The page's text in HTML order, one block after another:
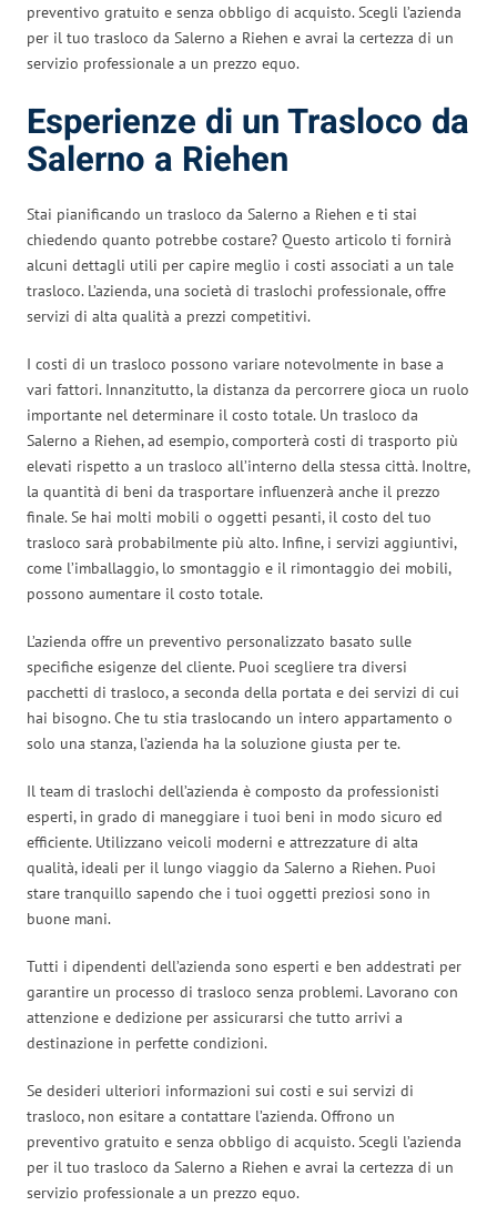
preventivo gratuito e senza obbligo di acquisto. Scegli l’azienda
per il tuo trasloco da Salerno a Riehen e avrai la certezza di un
servizio professionale a un prezzo equo.
Esperienze di un Trasloco da
Salerno a Riehen
Stai pianificando un trasloco da Salerno a Riehen e ti stai
chiedendo quanto potrebbe costare? Questo articolo ti fornirà
alcuni dettagli utili per capire meglio i costi associati a un tale
trasloco. L’azienda, una società di traslochi professionale, offre
servizi di alta qualità a prezzi competitivi.
I costi di un trasloco possono variare notevolmente in base a
vari fattori. Innanzitutto, la distanza da percorrere gioca un ruolo
importante nel determinare il costo totale. Un trasloco da
Salerno a Riehen, ad esempio, comporterà costi di trasporto più
elevati rispetto a un trasloco all’interno della stessa città. Inoltre,
la quantità di beni da trasportare influenzerà anche il prezzo
finale. Se hai molti mobili o oggetti pesanti, il costo del tuo
trasloco sarà probabilmente più alto. Infine, i servizi aggiuntivi,
come l’imballaggio, lo smontaggio e il rimontaggio dei mobili,
possono aumentare il costo totale.
L’azienda offre un preventivo personalizzato basato sulle
specifiche esigenze del cliente. Puoi scegliere tra diversi
pacchetti di trasloco, a seconda della portata e dei servizi di cui
hai bisogno. Che tu stia traslocando un intero appartamento o
solo una stanza, l’azienda ha la soluzione giusta per te.
Il team di traslochi dell’azienda è composto da professionisti
esperti, in grado di maneggiare i tuoi beni in modo sicuro ed
efficiente. Utilizzano veicoli moderni e attrezzature di alta
qualità, ideali per il lungo viaggio da Salerno a Riehen. Puoi
stare tranquillo sapendo che i tuoi oggetti preziosi sono in
buone mani.
Tutti i dipendenti dell’azienda sono esperti e ben addestrati per
garantire un processo di trasloco senza problemi. Lavorano con
attenzione e dedizione per assicurarsi che tutto arrivi a
destinazione in perfette condizioni.
Se desideri ulteriori informazioni sui costi e sui servizi di
trasloco, non esitare a contattare l’azienda. Offrono un
preventivo gratuito e senza obbligo di acquisto. Scegli l’azienda
per il tuo trasloco da Salerno a Riehen e avrai la certezza di un
servizio professionale a un prezzo equo.